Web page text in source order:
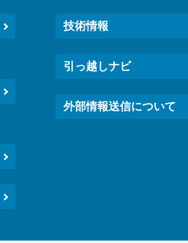
技術情報
引っ越しナビ
外部情報送信について